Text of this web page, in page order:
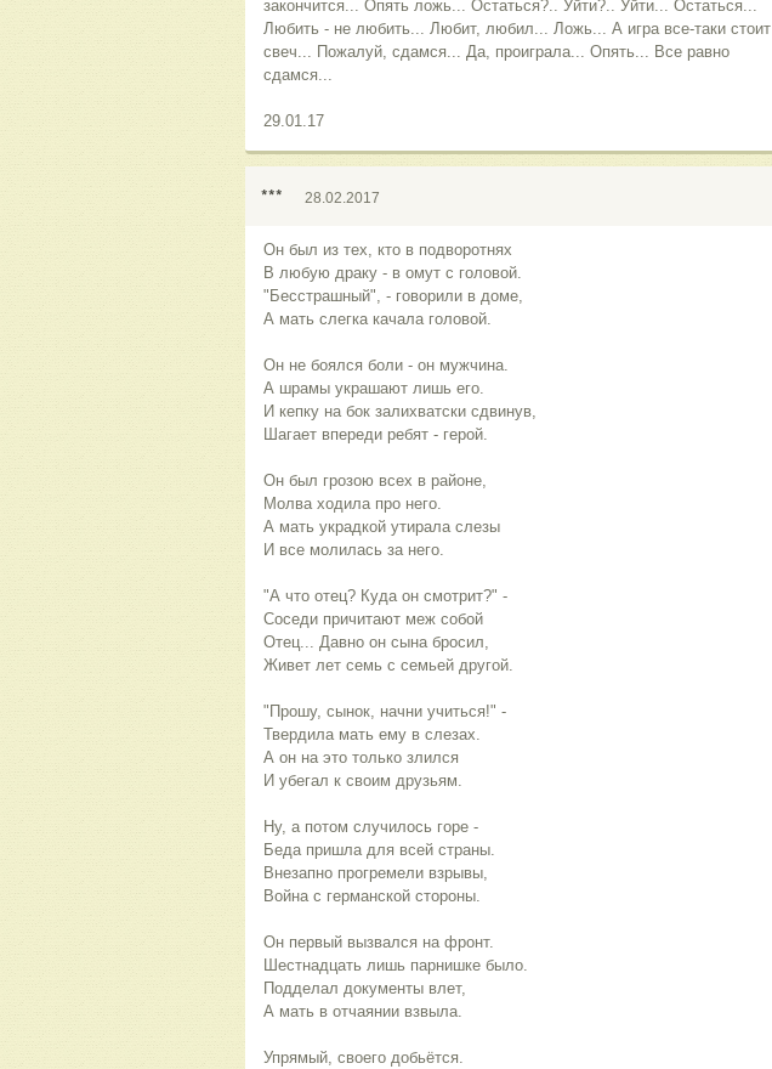
закончится... Опять ложь... Остаться?.. Уйти?.. Уйти... Остаться...
Любить - не любить... Любит, любил... Ложь... А игра все-таки стоит
свеч... Пожалуй, сдамся... Да, проиграла... Опять... Все равно
сдамся...
29.01.17
*** 28.02.2017
Он был из тех, кто в подворотнях
В любую драку - в омут с головой.
"Бесстрашный", - говорили в доме,
А мать слегка качала головой.
Он не боялся боли - он мужчина.
А шрамы украшают лишь его.
И кепку на бок залихватски сдвинув,
Шагает впереди ребят - герой.
Он был грозою всех в районе,
Молва ходила про него.
А мать украдкой утирала слезы
И все молилась за него.
"А что отец? Куда он смотрит?" -
Соседи причитают меж собой
Отец... Давно он сына бросил,
Живет лет семь с семьей другой.
"Прошу, сынок, начни учиться!" -
Твердила мать ему в слезах.
А он на это только злился
И убегал к своим друзьям.
Ну, а потом случилось горе -
Беда пришла для всей страны.
Внезапно прогремели взрывы,
Война с германской стороны.
Он первый вызвался на фронт.
Шестнадцать лишь парнишке было.
Подделал документы влет,
А мать в отчаянии взвыла.
Упрямый, своего добьётся.